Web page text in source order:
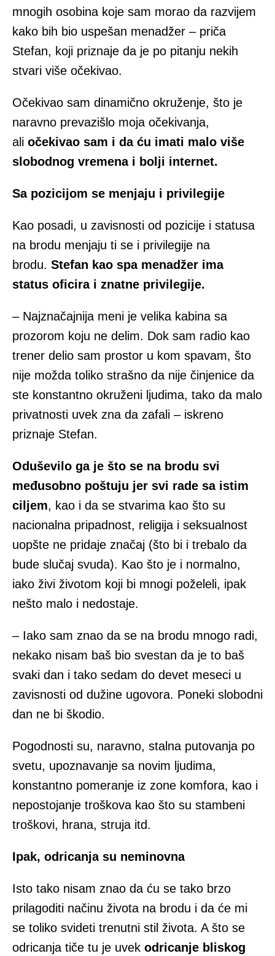
mnogih osobina koje sam morao da razvijem
kako bih bio uspešan menadžer – priča
Stefan, koji priznaje da je po pitanju nekih
stvari više očekivao.
Očekivao sam dinamično okruženje, što je
naravno prevazišlo moja očekivanja,
ali očekivao sam i da ću imati malo više
slobodnog vremena i bolji internet.
Sa pozicijom se menjaju i privilegije
Kao posadi, u zavisnosti od pozicije i statusa
na brodu menjaju ti se i privilegije na
brodu. Stefan kao spa menadžer ima
status oficira i znatne privilegije.
– Najznačajnija meni je velika kabina sa
prozorom koju ne delim. Dok sam radio kao
trener delio sam prostor u kom spavam, što
nije možda toliko strašno da nije činjenice da
ste konstantno okruženi ljudima, tako da malo
privatnosti uvek zna da zafali – iskreno
priznaje Stefan.
Oduševilo ga je što se na brodu svi
međusobno poštuju jer svi rade sa istim
ciljem, kao i da se stvarima kao što su
nacionalna pripadnost, religija i seksualnost
uopšte ne pridaje značaj (što bi i trebalo da
bude slučaj svuda). Kao što je i normalno,
iako živi životom koji bi mnogi poželeli, ipak
nešto malo i nedostaje.
– Iako sam znao da se na brodu mnogo radi,
nekako nisam baš bio svestan da je to baš
svaki dan i tako sedam do devet meseci u
zavisnosti od dužine ugovora. Poneki slobodni
dan ne bi škodio.
Pogodnosti su, naravno, stalna putovanja po
svetu, upoznavanje sa novim ljudima,
konstantno pomeranje iz zone komfora, kao i
nepostojanje troškova kao što su stambeni
troškovi, hrana, struja itd.
Ipak, odricanja su neminovna
Isto tako nisam znao da ću se tako brzo
prilagoditi načinu života na brodu i da će mi
se toliko svideti trenutni stil života. A što se
odricanja tiče tu je uvek odricanje bliskog